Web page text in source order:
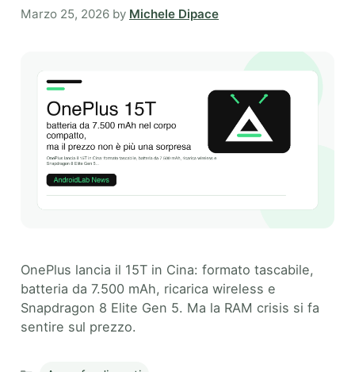
Marzo 25, 2026 by Michele Dipace
OnePlus lancia il 15T in Cina: formato tascabile,
batteria da 7.500 mAh, ricarica wireless e
Snapdragon 8 Elite Gen 5. Ma la RAM crisis si fa
sentire sul prezzo.
Categories